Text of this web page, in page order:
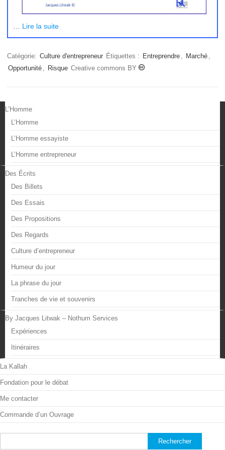
Lire la suite
Catégorie: Culture d'entrepreneur Étiquettes : Entreprendre Marché
Opportunité
Risque Creative commons BY
L’Homme
L’Homme
L’Homme essayiste
L’Homme entrepreneur
Des Écrits
Des Billets
Des Essais
Des Propositions
Des Regards
Culture d’entrepreneur
Humeur du jour
La phrase du jour
Tranches de vie et souvenirs
By Jacques Litwak – Nothum Services
Expériences
Itinéraires
La Kallah
Fondation pour le débat
Me contacter
Commande d’un Ouvrage